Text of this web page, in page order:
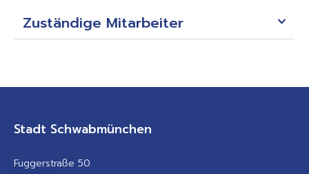
Zuständige Mitarbeiter
Stadt Schwabmünchen
Fuggerstraße 50